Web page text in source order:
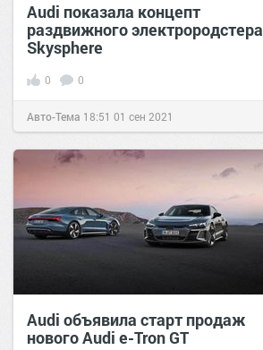
Audi показала концепт
раздвижного электрородстера
Skysphere
0 0
Авто-Тема 18:51 01 сен 2021
Audi объявила старт продаж
нового Audi e-Tron GT